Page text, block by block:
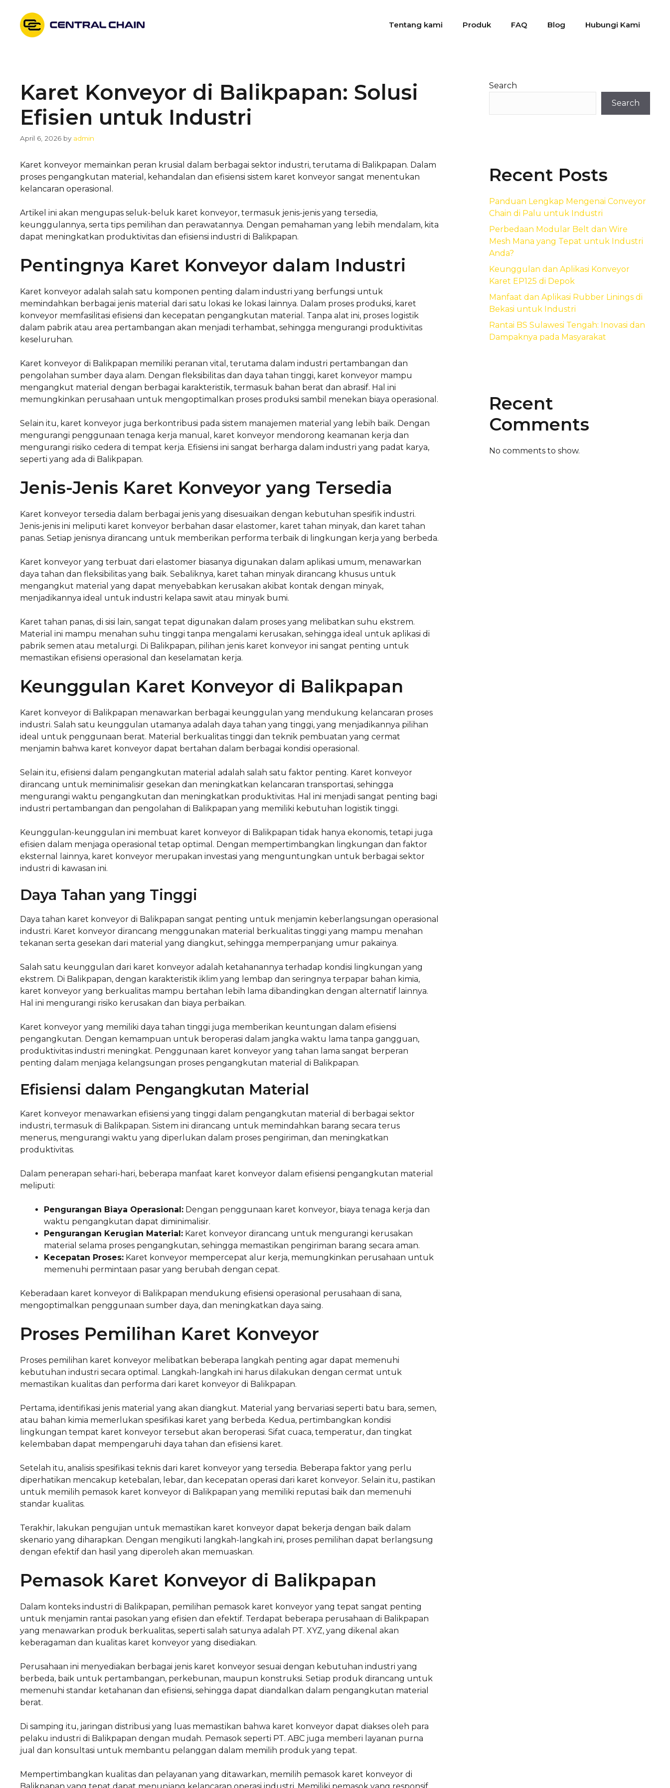
content
Tentang kami Produk FAQ Blog Hubungi Kami
Karet Konveyor di Balikpapan: Solusi
Efisien untuk Industri
April 6, 2026 by admin
Karet konveyor memainkan peran krusial dalam berbagai sektor industri, terutama di Balikpapan. Dalam
proses pengangkutan material, kehandalan dan efisiensi sistem karet konveyor sangat menentukan
kelancaran operasional.
Artikel ini akan mengupas seluk-beluk karet konveyor, termasuk jenis-jenis yang tersedia,
keunggulannya, serta tips pemilihan dan perawatannya. Dengan pemahaman yang lebih mendalam, kita
dapat meningkatkan produktivitas dan efisiensi industri di Balikpapan.
Pentingnya Karet Konveyor dalam Industri
Karet konveyor adalah salah satu komponen penting dalam industri yang berfungsi untuk
memindahkan berbagai jenis material dari satu lokasi ke lokasi lainnya. Dalam proses produksi, karet
konveyor memfasilitasi efisiensi dan kecepatan pengangkutan material. Tanpa alat ini, proses logistik
dalam pabrik atau area pertambangan akan menjadi terhambat, sehingga mengurangi produktivitas
keseluruhan.
Karet konveyor di Balikpapan memiliki peranan vital, terutama dalam industri pertambangan dan
pengolahan sumber daya alam. Dengan fleksibilitas dan daya tahan tinggi, karet konveyor mampu
mengangkut material dengan berbagai karakteristik, termasuk bahan berat dan abrasif. Hal ini
memungkinkan perusahaan untuk mengoptimalkan proses produksi sambil menekan biaya operasional.
Selain itu, karet konveyor juga berkontribusi pada sistem manajemen material yang lebih baik. Dengan
mengurangi penggunaan tenaga kerja manual, karet konveyor mendorong keamanan kerja dan
mengurangi risiko cedera di tempat kerja. Efisiensi ini sangat berharga dalam industri yang padat karya,
seperti yang ada di Balikpapan.
Jenis-Jenis Karet Konveyor yang Tersedia
Karet konveyor tersedia dalam berbagai jenis yang disesuaikan dengan kebutuhan spesifik industri.
Jenis-jenis ini meliputi karet konveyor berbahan dasar elastomer, karet tahan minyak, dan karet tahan
panas. Setiap jenisnya dirancang untuk memberikan performa terbaik di lingkungan kerja yang berbeda.
Karet konveyor yang terbuat dari elastomer biasanya digunakan dalam aplikasi umum, menawarkan
daya tahan dan fleksibilitas yang baik. Sebaliknya, karet tahan minyak dirancang khusus untuk
mengangkut material yang dapat menyebabkan kerusakan akibat kontak dengan minyak,
menjadikannya ideal untuk industri kelapa sawit atau minyak bumi.
Karet tahan panas, di sisi lain, sangat tepat digunakan dalam proses yang melibatkan suhu ekstrem.
Material ini mampu menahan suhu tinggi tanpa mengalami kerusakan, sehingga ideal untuk aplikasi di
pabrik semen atau metalurgi. Di Balikpapan, pilihan jenis karet konveyor ini sangat penting untuk
memastikan efisiensi operasional dan keselamatan kerja.
Keunggulan Karet Konveyor di Balikpapan
Karet konveyor di Balikpapan menawarkan berbagai keunggulan yang mendukung kelancaran proses
industri. Salah satu keunggulan utamanya adalah daya tahan yang tinggi, yang menjadikannya pilihan
ideal untuk penggunaan berat. Material berkualitas tinggi dan teknik pembuatan yang cermat
menjamin bahwa karet konveyor dapat bertahan dalam berbagai kondisi operasional.
Selain itu, efisiensi dalam pengangkutan material adalah salah satu faktor penting. Karet konveyor
dirancang untuk meminimalisir gesekan dan meningkatkan kelancaran transportasi, sehingga
mengurangi waktu pengangkutan dan meningkatkan produktivitas. Hal ini menjadi sangat penting bagi
industri pertambangan dan pengolahan di Balikpapan yang memiliki kebutuhan logistik tinggi.
Keunggulan-keunggulan ini membuat karet konveyor di Balikpapan tidak hanya ekonomis, tetapi juga
efisien dalam menjaga operasional tetap optimal. Dengan mempertimbangkan lingkungan dan faktor
eksternal lainnya, karet konveyor merupakan investasi yang menguntungkan untuk berbagai sektor
industri di kawasan ini.
Daya Tahan yang Tinggi
Daya tahan karet konveyor di Balikpapan sangat penting untuk menjamin keberlangsungan operasional
industri. Karet konveyor dirancang menggunakan material berkualitas tinggi yang mampu menahan
tekanan serta gesekan dari material yang diangkut, sehingga memperpanjang umur pakainya.
Salah satu keunggulan dari karet konveyor adalah ketahanannya terhadap kondisi lingkungan yang
ekstrem. Di Balikpapan, dengan karakteristik iklim yang lembap dan seringnya terpapar bahan kimia,
karet konveyor yang berkualitas mampu bertahan lebih lama dibandingkan dengan alternatif lainnya.
Hal ini mengurangi risiko kerusakan dan biaya perbaikan.
Karet konveyor yang memiliki daya tahan tinggi juga memberikan keuntungan dalam efisiensi
pengangkutan. Dengan kemampuan untuk beroperasi dalam jangka waktu lama tanpa gangguan,
produktivitas industri meningkat. Penggunaan karet konveyor yang tahan lama sangat berperan
penting dalam menjaga kelangsungan proses pengangkutan material di Balikpapan.
Efisiensi dalam Pengangkutan Material
Karet konveyor menawarkan efisiensi yang tinggi dalam pengangkutan material di berbagai sektor
industri, termasuk di Balikpapan. Sistem ini dirancang untuk memindahkan barang secara terus
menerus, mengurangi waktu yang diperlukan dalam proses pengiriman, dan meningkatkan
produktivitas.
Dalam penerapan sehari-hari, beberapa manfaat karet konveyor dalam efisiensi pengangkutan material
meliputi:
Pengurangan Biaya Operasional: Dengan penggunaan karet konveyor, biaya tenaga kerja dan
waktu pengangkutan dapat diminimalisir.
Pengurangan Kerugian Material: Karet konveyor dirancang untuk mengurangi kerusakan
material selama proses pengangkutan, sehingga memastikan pengiriman barang secara aman.
Kecepatan Proses: Karet konveyor mempercepat alur kerja, memungkinkan perusahaan untuk
memenuhi permintaan pasar yang berubah dengan cepat.
Keberadaan karet konveyor di Balikpapan mendukung efisiensi operasional perusahaan di sana,
mengoptimalkan penggunaan sumber daya, dan meningkatkan daya saing.
Proses Pemilihan Karet Konveyor
Proses pemilihan karet konveyor melibatkan beberapa langkah penting agar dapat memenuhi
kebutuhan industri secara optimal. Langkah-langkah ini harus dilakukan dengan cermat untuk
memastikan kualitas dan performa dari karet konveyor di Balikpapan.
Pertama, identifikasi jenis material yang akan diangkut. Material yang bervariasi seperti batu bara, semen,
atau bahan kimia memerlukan spesifikasi karet yang berbeda. Kedua, pertimbangkan kondisi
lingkungan tempat karet konveyor tersebut akan beroperasi. Sifat cuaca, temperatur, dan tingkat
kelembaban dapat mempengaruhi daya tahan dan efisiensi karet.
Setelah itu, analisis spesifikasi teknis dari karet konveyor yang tersedia. Beberapa faktor yang perlu
diperhatikan mencakup ketebalan, lebar, dan kecepatan operasi dari karet konveyor. Selain itu, pastikan
untuk memilih pemasok karet konveyor di Balikpapan yang memiliki reputasi baik dan memenuhi
standar kualitas.
Terakhir, lakukan pengujian untuk memastikan karet konveyor dapat bekerja dengan baik dalam
skenario yang diharapkan. Dengan mengikuti langkah-langkah ini, proses pemilihan dapat berlangsung
dengan efektif dan hasil yang diperoleh akan memuaskan.
Pemasok Karet Konveyor di Balikpapan
Dalam konteks industri di Balikpapan, pemilihan pemasok karet konveyor yang tepat sangat penting
untuk menjamin rantai pasokan yang efisien dan efektif. Terdapat beberapa perusahaan di Balikpapan
yang menawarkan produk berkualitas, seperti salah satunya adalah PT. XYZ, yang dikenal akan
keberagaman dan kualitas karet konveyor yang disediakan.
Perusahaan ini menyediakan berbagai jenis karet konveyor sesuai dengan kebutuhan industri yang
berbeda, baik untuk pertambangan, perkebunan, maupun konstruksi. Setiap produk dirancang untuk
memenuhi standar ketahanan dan efisiensi, sehingga dapat diandalkan dalam pengangkutan material
berat.
Di samping itu, jaringan distribusi yang luas memastikan bahwa karet konveyor dapat diakses oleh para
pelaku industri di Balikpapan dengan mudah. Pemasok seperti PT. ABC juga memberi layanan purna
jual dan konsultasi untuk membantu pelanggan dalam memilih produk yang tepat.
Mempertimbangkan kualitas dan pelayanan yang ditawarkan, memilih pemasok karet konveyor di
Search
Search
Recent Posts
Panduan Lengkap Mengenai Conveyor
Chain di Palu untuk Industri
Perbedaan Modular Belt dan Wire
Mesh Mana yang Tepat untuk Industri
Anda?
Keunggulan dan Aplikasi Konveyor
Karet EP125 di Depok
Manfaat dan Aplikasi Rubber Linings di
Bekasi untuk Industri
Rantai BS Sulawesi Tengah: Inovasi dan
Dampaknya pada Masyarakat
Recent
Comments
No comments to show.